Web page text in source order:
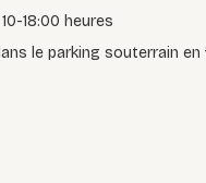
10-18:00 heures
le parking souterrain en